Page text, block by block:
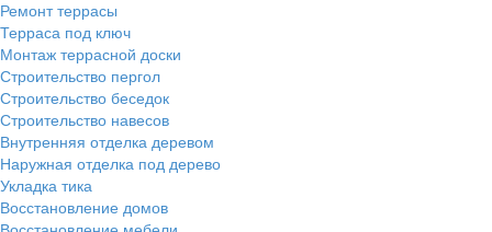
Ремонт террасы
Терраса под ключ
Монтаж террасной доски
Строительство пергол
Строительство беседок
Строительство навесов
Внутренняя отделка деревом
Наружная отделка под дерево
Укладка тика
Восстановление домов